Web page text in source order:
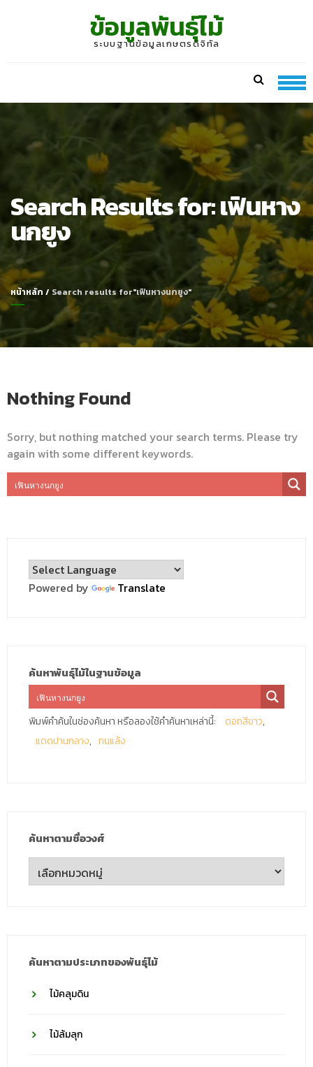
ข้อมูลพันธุ์ไม้
ระบบฐานข้อมูลเกษตรดิจิทัล
Search Results for:เฟินหาง
นกยูง
หน้าหลัก / Search results for"เฟินหางนกยูง"
Nothing Found
Sorry, but nothing matched your search terms. Please try
again with some different keywords.
Powered by Translate
ค้นหาพันธุ์ไม้ในฐานข้อมูล
พิมพ์คำค้นในช่องค้นหา หรือลองใช้คำค้นหาเหล่านี้:
ดอกสีขาว
แดดปานกลาง
ทนแล้ง
ค้นหาตามชื่อวงศ์
ค้นหา
ตาม
ค้นหาตามประเภทของพันธุ์ไม้
ไม้คลุมดิน
ไม้ล้มลุก